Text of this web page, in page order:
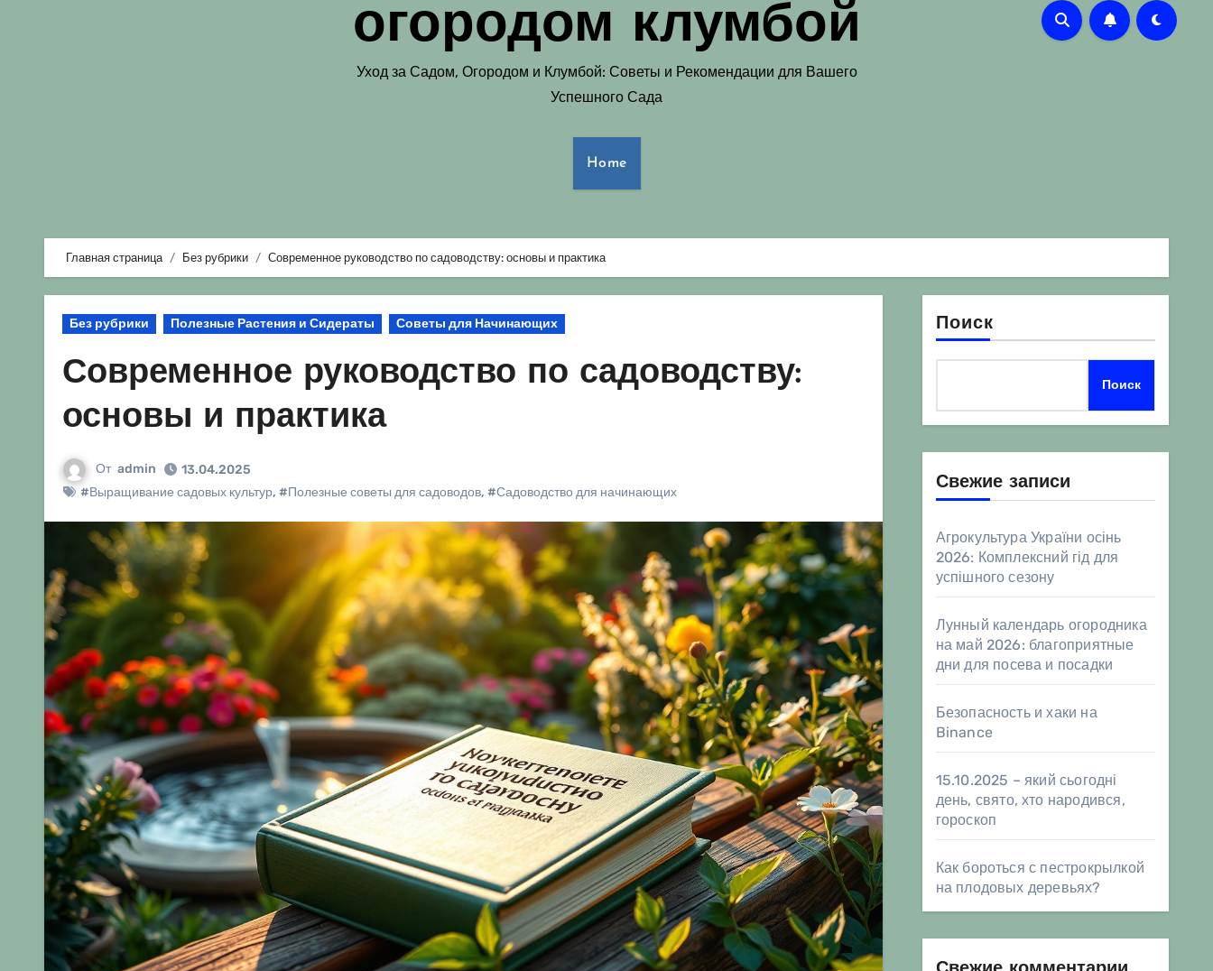
огородом клумбой
Уход за Садом, Огородом и Клумбой: Советы и Рекомендации для Вашего
Успешного Сада
Home
Главная страница Без рубрики Современное руководство по садоводству: основы и практика
Без рубрики Полезные Растения и Сидераты Советы для Начинающих
Современное руководство по садоводству:
основы и практика
От admin
13.04.2025
#Выращивание садовых культур, #Полезные советы для садоводов, #Садоводство для начинающих
Поиск
Поиск
Свежие записи
Агрокультура України осінь
2026: Комплексний гід для
успішного сезону
Лунный календарь огородника
на май 2026: благоприятные
дни для посева и посадки
Безопасность и хаки на
Binance
15.10.2025 – який сьогодні
день, свято, хто народився,
гороскоп
Как бороться с пестрокрылкой
на плодовых деревьях?